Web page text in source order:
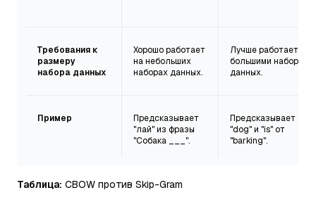
Требования к
размеру
набора данных
Хорошо работает
на небольших
наборах данных.
Лучше работает с
большими наборами
данных.
Пример
Предсказывает
"лай" из фразы
"Собака ___".
Предсказывает
"dog" и "is" от
"barking".
Таблица: CBOW против Skip-Gram